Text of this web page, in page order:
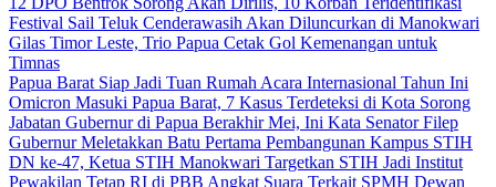
Festival Sail Teluk Cenderawasih Akan Diluncurkan di Manokwari
Gilas Timor Leste, Trio Papua Cetak Gol Kemenangan untuk
Timnas
Papua Barat Siap Jadi Tuan Rumah Acara Internasional Tahun Ini
Omicron Masuki Papua Barat, 7 Kasus Terdeteksi di Kota Sorong
Jabatan Gubernur di Papua Berakhir Mei, Ini Kata Senator Filep
Gubernur Meletakkan Batu Pertama Pembangunan Kampus STIH
DN ke-47, Ketua STIH Manokwari Targetkan STIH Jadi Institut
Pewakilan Tetap RI di PBB Angkat Suara Terkait SPMH Dewan